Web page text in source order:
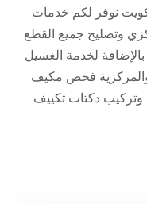
بالكويت نوفر لكم خدمات
وتصليح جميع القطع
لخدمة الغسيل
والمركزية فحص مكيف
وتركيب دكتات تكييف